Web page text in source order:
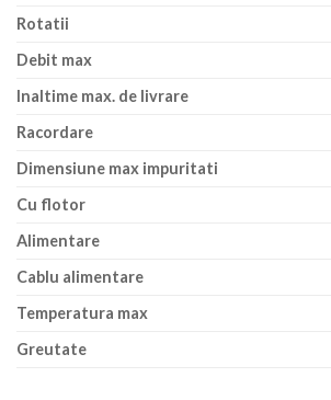
Rotatii
Debit max
Inaltime max. de livrare
Racordare
Dimensiune max impuritati
Cu flotor
Alimentare
Cablu alimentare
Temperatura max
Greutate